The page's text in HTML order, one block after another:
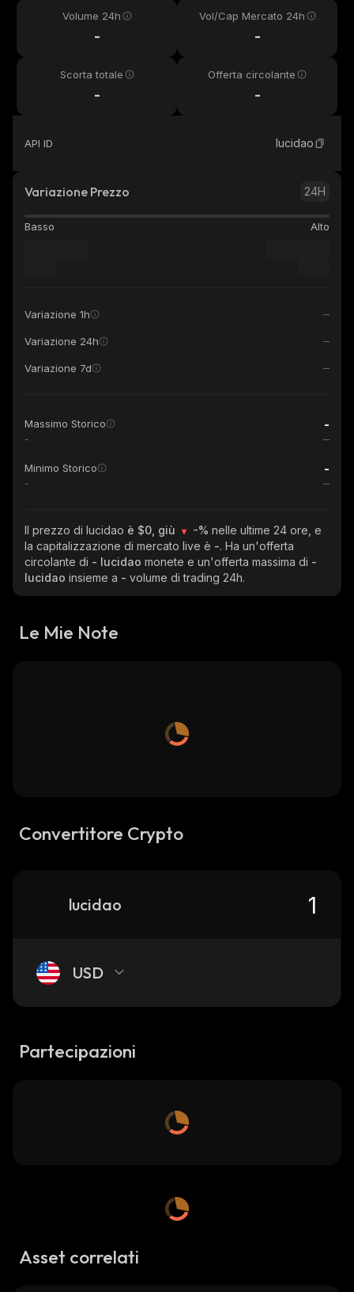
Volume 24h
-
Vol/Cap Mercato 24h
-
Scorta totale
-
Offerta circolante
-
API ID lucidao
Variazione Prezzo 24H
Basso Alto
Variazione 1h
Variazione 24h
Variazione 7d
Massimo Storico -
-
Minimo Storico -
-
Il prezzo di lucidao è $0, giù -% nelle ultime 24 ore, e
la capitalizzazione di mercato live è -. Ha un'offerta
circolante di - lucidao monete e un'offerta massima di -
lucidao insieme a - volume di trading 24h.
Le Mie Note
Convertitore Crypto
lucidao
USD
Partecipazioni
Asset correlati